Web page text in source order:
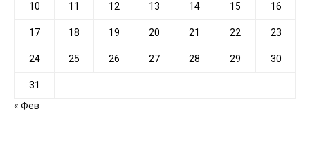
10 11 12 13 14 15 16
17 18 19 20 21 22 23
24 25 26 27 28 29 30
31
« Фев